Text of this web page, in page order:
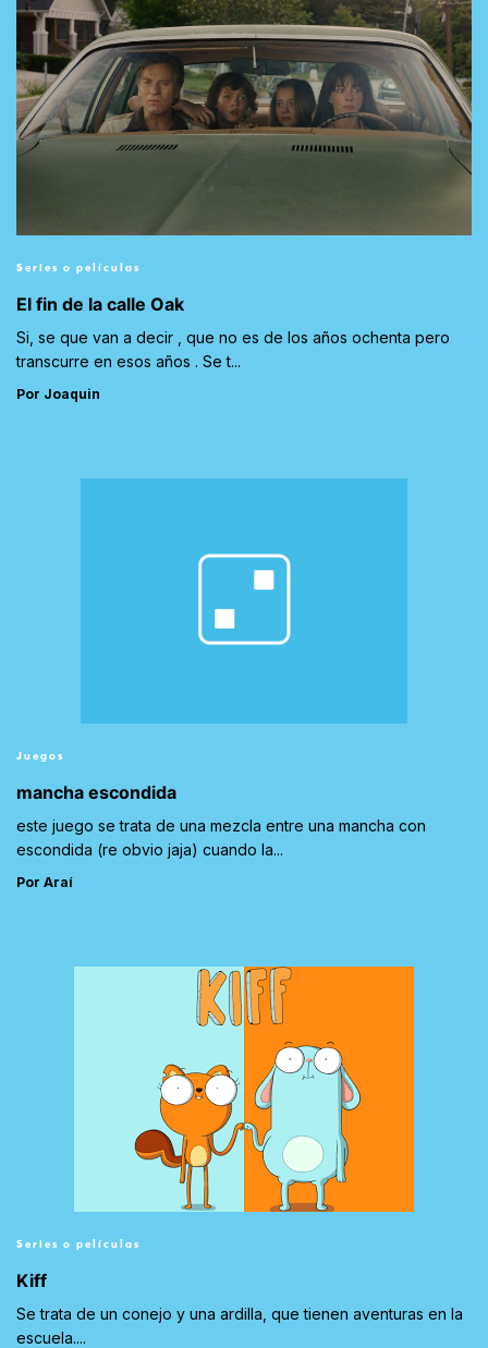
Series o películas
El fin de la calle Oak
Si, se que van a decir , que no es de los años ochenta pero
transcurre en esos años . Se t...
Por Joaquin
Juegos
mancha escondida
este juego se trata de una mezcla entre una mancha con
escondida (re obvio jaja) cuando la...
Por Araí
Series o películas
Kiff
Se trata de un conejo y una ardilla, que tienen aventuras en la
escuela....